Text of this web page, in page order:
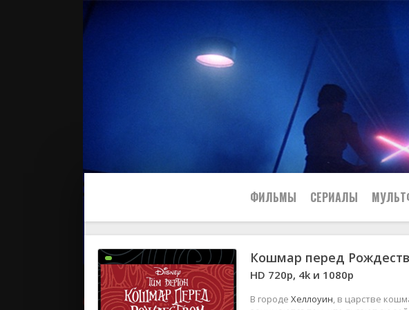
ФИЛЬМЫ
Все
СЕРИАЛЫ
Кошмар перед
HD 720p, 4k и 1080p
В городе Хеллоуин, в царстве